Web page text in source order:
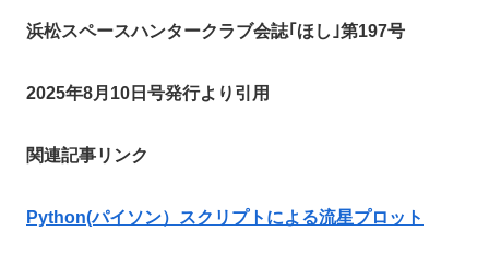
浜松スペースハンタークラブ会誌｢ほし｣第197号
2025年8月10日号発行より引用
関連記事リンク
Python(パイソン）スクリプトによる流星プロット